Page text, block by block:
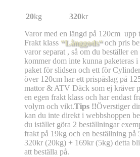
20kg 320kr
Varor med en längd på 120cm upp
Frakt klass “Långgods“och pris
varor separat , så om du beställer
kommer dom inte kunna paketeras
paket för slidsen och ett för
över 120cm har ett prispåslag på
mattor & ATV Däck som ej kräver
en egen frakt klass och har endast
volym och vikt.Tips !!Överstiger
kan du inte direkt i webbshoppen
du istället göra 2 beställningar
frakt på 19kg och en beställning
320kr (20kg) + 169kr (5kg) detta
att beställa på.